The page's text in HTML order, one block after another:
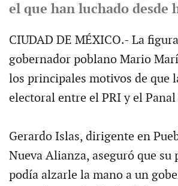
el que han luchado desde
CIUDAD DE MÉXICO.- La
gobernador poblano Mario
los principales motivos de que
electoral entre el PRI y el
Gerardo Islas, dirigente en
Nueva Alianza, aseguró que su
podía alzarle la mano a un